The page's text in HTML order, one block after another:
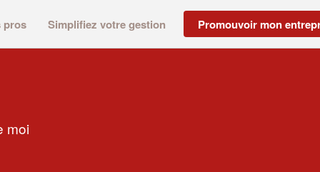
pros Simplifiez votre gestion Promouvoir mon
moi